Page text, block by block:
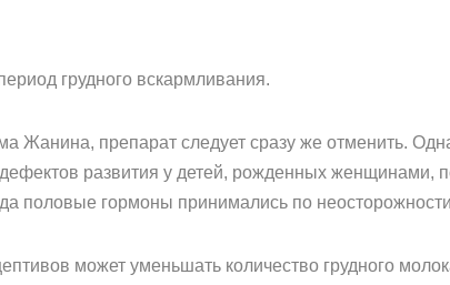
грудного вскармливания.
Жанина, препарат следует сразу же отменить.
развития у детей, рожденных женщинами,
половые гормоны принимались по
может уменьшать количество грудного